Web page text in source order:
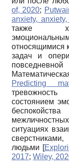
of, 2020;
anxiety,
также
относящимися
задач и
Predicting
состоянием
ситуациях
людьми [
2017; Wiley,